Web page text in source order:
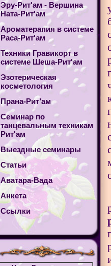
Эру-Рит'ам - Вершина
Ната-Рит'ам
Ароматерапия в системе
Раса-Рит'ам
Техники Гравикорт в
системе Шеша-Рит'ам
Эзотерическая
косметология
Прана-Рит’ам
Cеминар по
танцевальным техникам
Рит'ам
Выездные семинары
Статьи
Аватара-Вада
Анкета
Ссылки